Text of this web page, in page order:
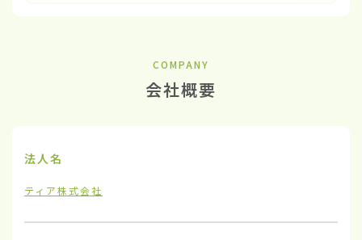
COMPANY
会社概要
法人名
ティア株式会社